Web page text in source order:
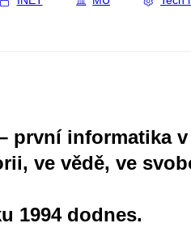
první informatika v
ve vědě, ve
1994 dodnes.